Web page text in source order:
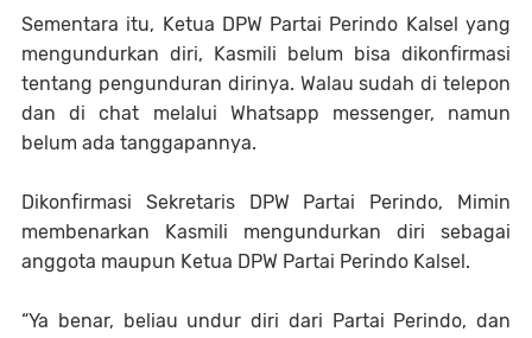
Sementara itu, Ketua DPW Partai Perindo Kalsel yang
mengundurkan diri, Kasmili belum bisa dikonfirmasi
tentang pengunduran dirinya. Walau sudah di telepon
dan di chat melalui Whatsapp messenger, namun
belum ada tanggapannya.
Dikonfirmasi Sekretaris DPW Partai Perindo, Mimin
membenarkan Kasmili mengundurkan diri sebagai
anggota maupun Ketua DPW Partai Perindo Kalsel.
“Ya benar, beliau undur diri dari Partai Perindo, dan